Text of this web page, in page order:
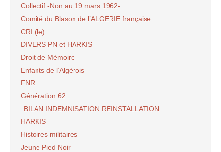
Collectif -Non au 19 mars 1962-
Comité du Blason de l’ALGERIE française
CRI (le)
DIVERS PN et HARKIS
Droit de Mémoire
Enfants de l’Algérois
FNR
Génération 62
BILAN INDEMNISATION REINSTALLATION
HARKIS
Histoires militaires
Jeune Pied Noir